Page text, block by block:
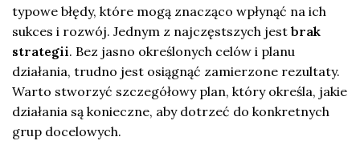
typowe błędy, które mogą znacząco wpłynąć na ich
sukces i rozwój. Jednym z najczęstszych jest brak
strategii. Bez jasno określonych celów i planu
działania, trudno jest osiągnąć zamierzone rezultaty.
Warto stworzyć szczegółowy plan, który określa, jakie
działania są konieczne, aby dotrzeć do konkretnych
grup docelowych.